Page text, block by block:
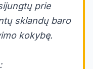
prie
sklandų baro
kokybę.